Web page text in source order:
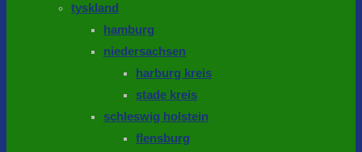
tyskland
hamburg
niedersachsen
harburg kreis
stade kreis
schleswig holstein
flensburg